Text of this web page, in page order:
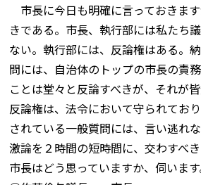
市長に今日も明確に言っておきま
きである。市長、執行部には私たち
ない。執行部には、反論権はある。
問には、自治体のトップの市長の責
ことは堂々と反論すべきが、それが
反論権は、法令において守られてお
されている一般質問には、言い逃れ
激論を２時間の短時間に、交わすべき
市長はどう思っていますか、伺います